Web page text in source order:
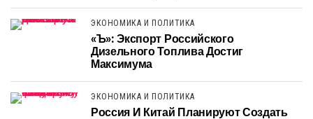
ЭКОНОМИКА И ПОЛИТИКА
«Ъ»: Экспорт Российского
Дизельного Топлива Достиг
Максимума
ЭКОНОМИКА И ПОЛИТИКА
Россия И Китай Планируют Создать